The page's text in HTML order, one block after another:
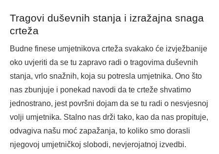
Tragovi duševnih stanja i izražajna snaga
crteža
Budne finese umjetnikova crteža svakako će izvježbanije
oko uvjeriti da se tu zapravo radi o tragovima duševnih
stanja, vrlo snažnih, koja su potresla umjetnika. Ono što
nas zbunjuje i ponekad navodi da te crteže shvatimo
jednostrano, jest površni dojam da se tu radi o nesvjesnoj
volji umjetnika. Stalno nas drži tako, kao da nas propituje,
odvagiva našu moć zapažanja, to koliko smo dorasli
njegovoj umjetničkoj slobodi, nevjerojatnoj izvedbi.